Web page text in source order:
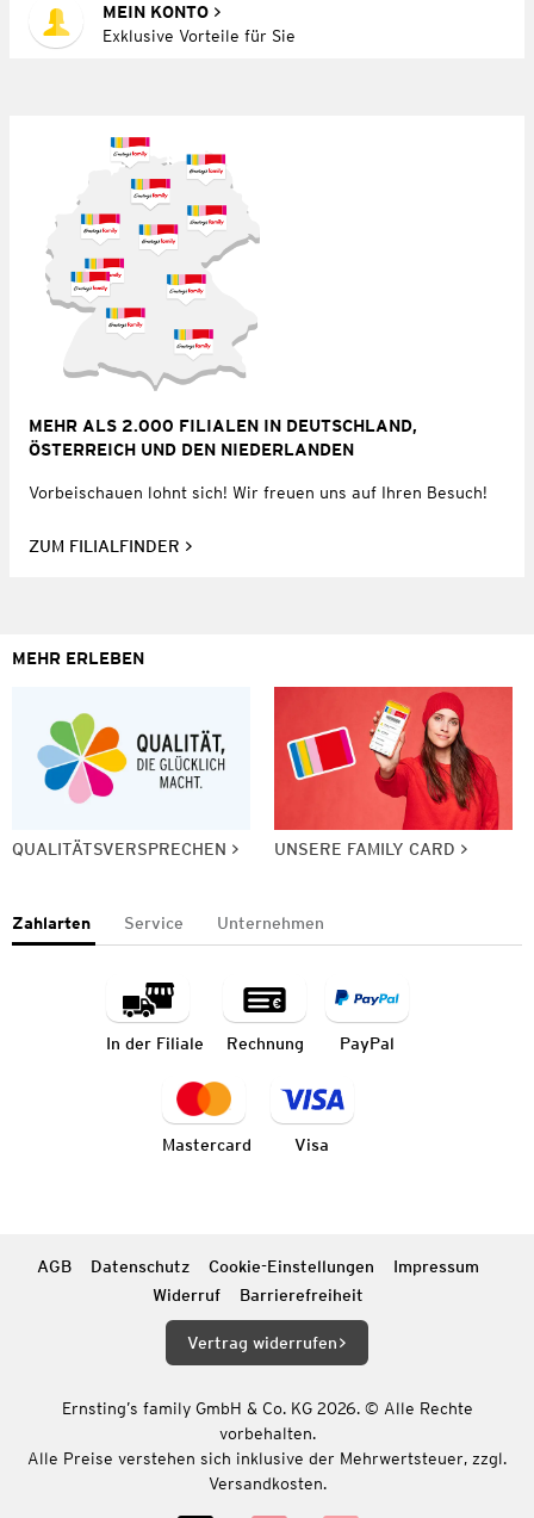
MEIN KONTO
Exklusive Vorteile für Sie
MEHR ALS 2.000 FILIALEN IN DEUTSCHLAND,
ÖSTERREICH UND DEN NIEDERLANDEN
Vorbeischauen lohnt sich! Wir freuen uns auf Ihren Besuch!
ZUM FILIALFINDER
MEHR ERLEBEN
QUALITÄTSVERSPRECHEN UNSERE FAMILY CARD
Zahlarten Service Unternehmen
In der Filiale Rechnung PayPal
Mastercard Visa
AGB Datenschutz Cookie-Einstellungen
Impressum
Widerruf
Barrierefreiheit
Vertrag widerrufen
Ernsting’s family GmbH & Co. KG 2026. © Alle Rechte
vorbehalten.
Alle Preise verstehen sich inklusive der Mehrwertsteuer, zzgl.
Versandkosten.